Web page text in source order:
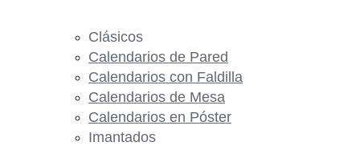
Clásicos
Calendarios de Pared
Calendarios con Faldilla
Calendarios de Mesa
Calendarios en Póster
Imantados